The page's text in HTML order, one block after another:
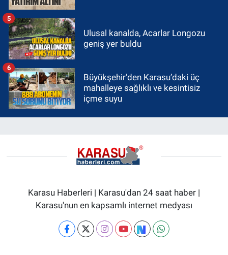
Ulusal kanalda, Acarlar Longozu
geniş yer buldu
5
Büyükşehir’den Karasu’daki üç
mahalleye sağlıklı ve kesintisiz
içme suyu
6
Karasu Haberleri | Karasu'dan 24 saat haber |
Karasu'nun en kapsamlı internet medyası